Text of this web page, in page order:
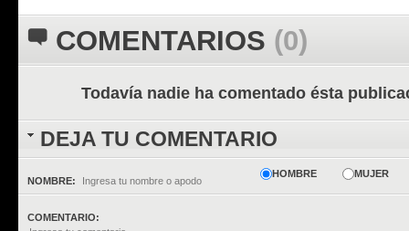
COMENTARIOS (0)
Todavía nadie ha comentado ésta
DEJA TU COMENTARIO
NOMBRE:
HOMBRE MUJER
COMENTARIO: